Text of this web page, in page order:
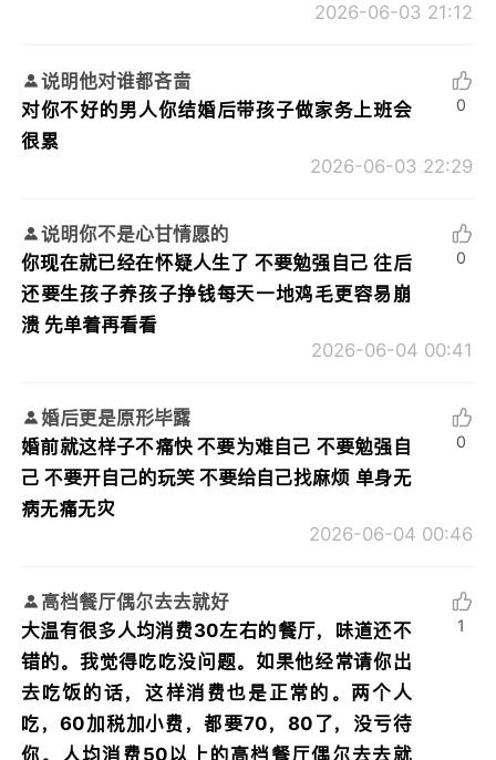
2026-06-03 21:12
说明他对谁都吝啬
对你不好的男人你结婚后带孩子做家务上班会
很累
2026-06-03 22:29
0
说明你不是心甘情愿的
你现在就已经在怀疑人生了 不要勉强自己 往后
还要生孩子养孩子挣钱每天一地鸡毛更容易崩
溃 先单着再看看
2026-06-04 00:41
0
婚后更是原形毕露
婚前就这样子不痛快 不要为难自己 不要勉强自
己 不要开自己的玩笑 不要给自己找麻烦 单身无
病无痛无灾
2026-06-04 00:46
0
高档餐厅偶尔去去就好
大温有很多人均消费30左右的餐厅，味道还不
错的。我觉得吃吃没问题。如果他经常请你出
去吃饭的话，这样消费也是正常的。两个人
吃，60加税加小费，都要70，80了，没亏待
你。人均消费50以上的高档餐厅偶尔去去就
1